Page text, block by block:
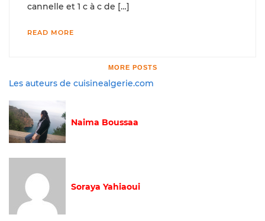
cannelle et 1 c à c de […]
READ MORE
MORE POSTS
Les auteurs de cuisinealgerie.com
Naima Boussaa
Soraya Yahiaoui